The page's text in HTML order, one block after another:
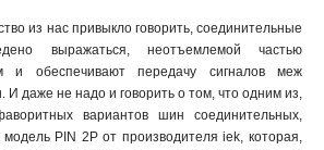
из нас привыкло говорить, соединительные
выражаться, неотъемлемой частью
и обеспечивают передачу сигналов меж
И даже не надо и говорить о том, что одним из,
вариантов шин соединительных,
PIN 2P от производителя iek, которая,